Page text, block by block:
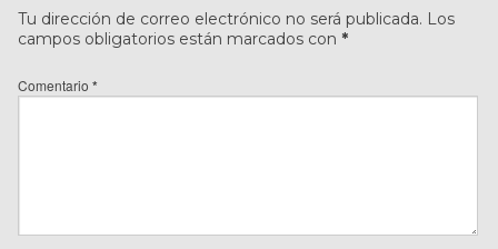
Tu dirección de correo electrónico no será publicada. Los
campos obligatorios están marcados con *
Comentario *